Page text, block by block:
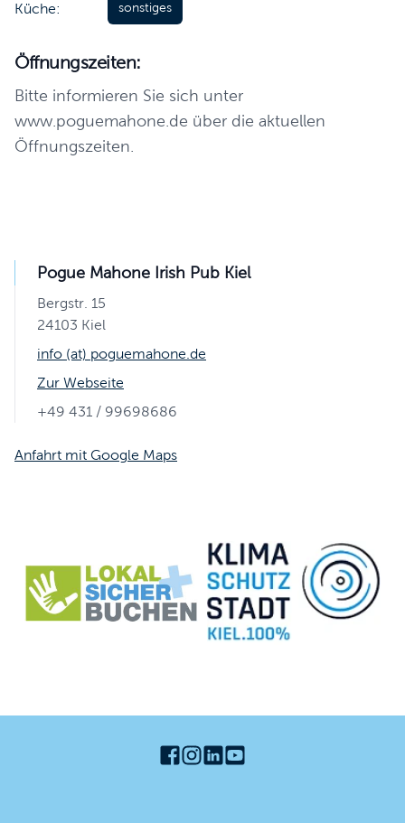
Küche: sonstiges
Öffnungszeiten:
Bitte informieren Sie sich unter
www.poguemahone.de über die aktuellen
Öffnungszeiten.
Pogue Mahone Irish Pub Kiel
Bergstr. 15
24103 Kiel
info (at) poguemahone.de
Zur Webseite
+49 431 / 99698686
Anfahrt mit Google Maps